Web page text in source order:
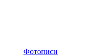
Фотописи